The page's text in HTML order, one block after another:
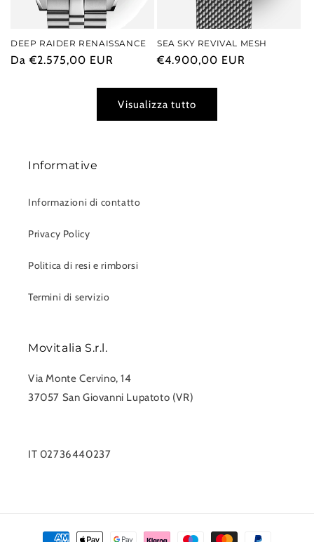
DEEP RAIDER RENAISSANCE
Prezzo
Da €2.575,00 EUR
SEA SKY REVIVAL MESH
Prezzo
€4.900,00 EUR
Visualizza tutto
Informative
Informazioni di contatto
Privacy Policy
Politica di resi e rimborsi
Termini di servizio
Movitalia S.r.l.
Via Monte Cervino, 14
37057 San Giovanni Lupatoto (VR)
IT 02736440237
Metodi